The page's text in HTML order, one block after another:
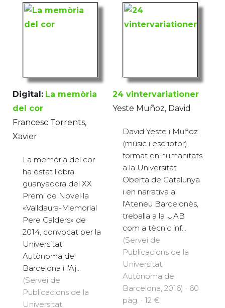
Digital: La memòria
del cor
Francesc Torrents,
Xavier
La memòria del cor
ha estat l'obra
guanyadora del XX
Premi de Novel·la
«Valldaura-Memorial
Pere Calders» de
2014, convocat per la
Universitat
Autònoma de
Barcelona i l'Aj...
(Servei de
Publicacions de la
Universitat
24 vintervariationer
Yeste Muñoz, David
David Yeste i Muñoz
(músic i escriptor),
format en humanitats
a la Universitat
Oberta de Catalunya
i en narrativa a
l'Ateneu Barcelonès,
treballa a la UAB
com a tècnic inf...
(Servei de
Publicacions de la
Universitat
Autònoma de
Barcelona, 2016) · 60
pàg. · 12 €